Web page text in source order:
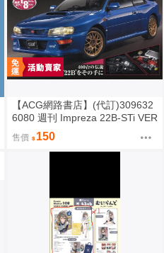
【ACG網路書店】(代訂)309632
6080 週刊 Impreza 22B-STi VER
SION をつくる (1) 創刊號
售價 150